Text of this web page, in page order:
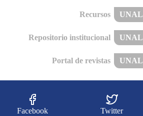
Recursos UNAL
Repositorio institucional UNAL
Portal de revistas UNAL
Facebook Twitter